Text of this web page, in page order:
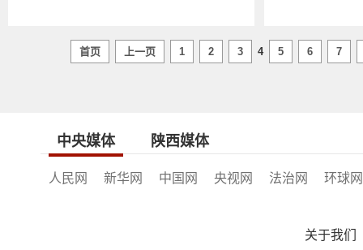
首页 上一页 1 2 3 4 5 6 7
中央媒体 陕西媒体
人民网 新华网 中国网 央视网 法治网 环球网
关于我们